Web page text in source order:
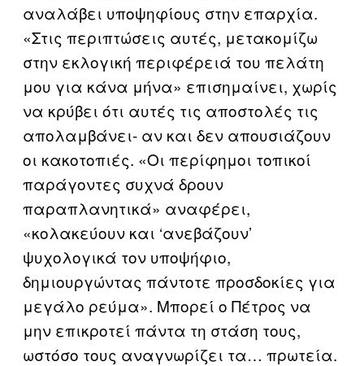
αναλάβει υποψηφίους στην επαρχία.
«Στις περιπτώσεις αυτές, μετακομίζω
στην εκλογική περιφέρειά του πελάτη
μου για κάνα μήνα» επισημαίνει, χωρίς
να κρύβει ότι αυτές τις αποστολές τις
απολαμβάνει- αν και δεν απουσιάζουν
οι κακοτοπιές. «Οι περίφημοι τοπικοί
παράγοντες συχνά δρουν
παραπλανητικά» αναφέρει,
«κολακεύουν και ‘ανεβάζουν’
ψυχολογικά τον υποψήφιο,
δημιουργώντας πάντοτε προσδοκίες για
μεγάλο ρεύμα». Μπορεί ο Πέτρος να
μην επικροτεί πάντα τη στάση τους,
ωστόσο τους αναγνωρίζει τα… πρωτεία.